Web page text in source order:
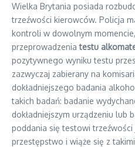
Wielka Brytania posiada
trzeźwości kierowców. Policja
kontroli w dowolnym
przeprowadzeniatestu
pozytywnego wyniku testu
zazwyczaj zabierany na
dokładniejszego badania
takich badań: badanie
dokładniejszym urządzeniu lub
poddania się testowi
przestępstwo i wiąże się z